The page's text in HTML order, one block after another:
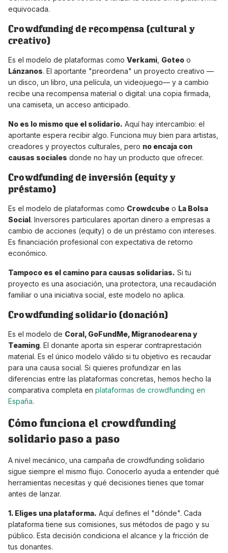
equivocada.
Crowdfunding de recompensa (cultural y
creativo)
Es el modelo de plataformas como Verkami Goteo o
Lánzanos. El aportante "preordena" un proyecto creativo —
un disco, un libro, una película, un videojuego— y a cambio
recibe una recompensa material o digital: una copia firmada,
una camiseta, un acceso anticipado.
No es lo mismo que el solidario. Aquí hay intercambio: el
aportante espera recibir algo. Funciona muy bien para artistas,
creadores y proyectos culturales, pero no encaja con
causas sociales donde no hay un producto que ofrecer.
Crowdfunding de inversión (equity y
préstamo)
Es el modelo de plataformas como Crowdcube o La Bolsa
Social. Inversores particulares aportan dinero a empresas a
cambio de acciones (equity) o de un préstamo con intereses.
Es financiación profesional con expectativa de retorno
económico.
Tampoco es el camino para causas solidarias. Si tu
proyecto es una asociación, una protectora, una recaudación
familiar o una iniciativa social, este modelo no aplica.
Crowdfunding solidario (donación)
Es el modelo de Coral, GoFundMe, Migranodearena y
Teaming. El donante aporta sin esperar contraprestación
material. Es el único modelo válido si tu objetivo es recaudar
para una causa social. Si quieres profundizar en las
diferencias entre las plataformas concretas, hemos hecho la
comparativa completa en plataformas de crowdfunding en
España.
Cómo funciona el crowdfunding
solidario paso a paso
A nivel mecánico, una campaña de crowdfunding solidario
sigue siempre el mismo flujo. Conocerlo ayuda a entender qué
herramientas necesitas y qué decisiones tienes que tomar
antes de lanzar.
1. Eliges una plataforma. Aquí defines el "dónde". Cada
plataforma tiene sus comisiones, sus métodos de pago y su
público. Esta decisión condiciona el alcance y la fricción de
tus donantes.